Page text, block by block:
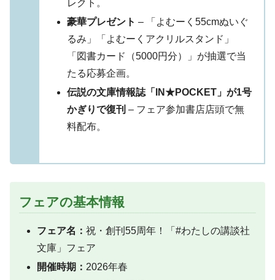
レクト。
豪華プレゼント – 「よむーく55cmぬいぐ
るみ」「よむーくアクリルスタンド」
「図書カード（5000円分）」が抽選で当
たる応募企画。
伝説の文庫情報誌「IN★POCKET」が1号
かぎりで復刊 – フェア参加書店店頭で無
料配布。
フェアの基本情報
フェア名：祝・創刊55周年！「#わたしの講談社
文庫」フェア
開催時期： 2026年春